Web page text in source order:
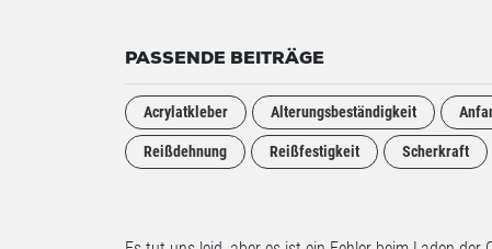
PASSENDE BEITRÄGE
Acrylatkleber Alterungsbeständigkeit
Reißdehnung Reißfestigkeit Scherkraft